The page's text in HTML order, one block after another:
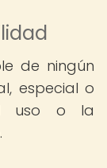
de ningún
especial o
uso o la